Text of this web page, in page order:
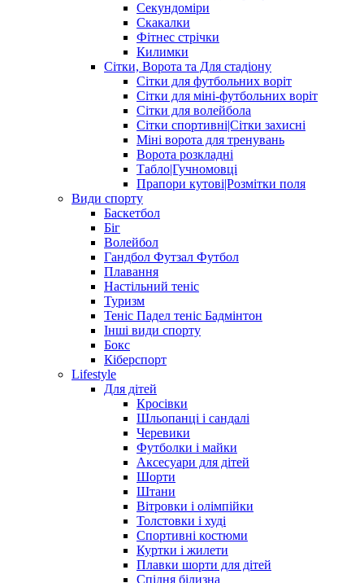
Секундоміри
Скакалки
Фітнес стрічки
Килимки
Сітки, Ворота та Для стадіону
Сітки для футбольних воріт
Сітки для міні-футбольних воріт
Сітки для волейбола
Сітки спортивні|Cітки захисні
Міні ворота для тренувань
Ворота розкладні
Табло|Гучномовці
Прапори кутові|Розмітки поля
Види спорту
Баскетбол
Біг
Волейбол
Гандбол Футзал Футбол
Плавання
Настільний теніс
Туризм
Теніс Падел теніс Бадмінтон
Інші види спорту
Бокс
Кіберспорт
Lifestyle
Для дітей
Кросівки
Шльопанці і сандалі
Черевики
Футболки і майки
Аксесуари для дітей
Шорти
Штани
Вітровки і олімпійки
Толстовки і худі
Спортивні костюми
Куртки і жилети
Плавки шорти для дітей
Спідня білизна